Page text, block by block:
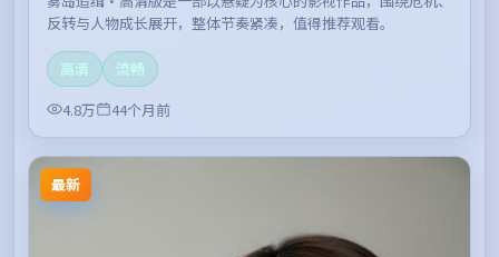
反转与人物成长展开，整体节奏紧凑，值得推荐观看。
高清
流畅
4.8万
44个月前
最新